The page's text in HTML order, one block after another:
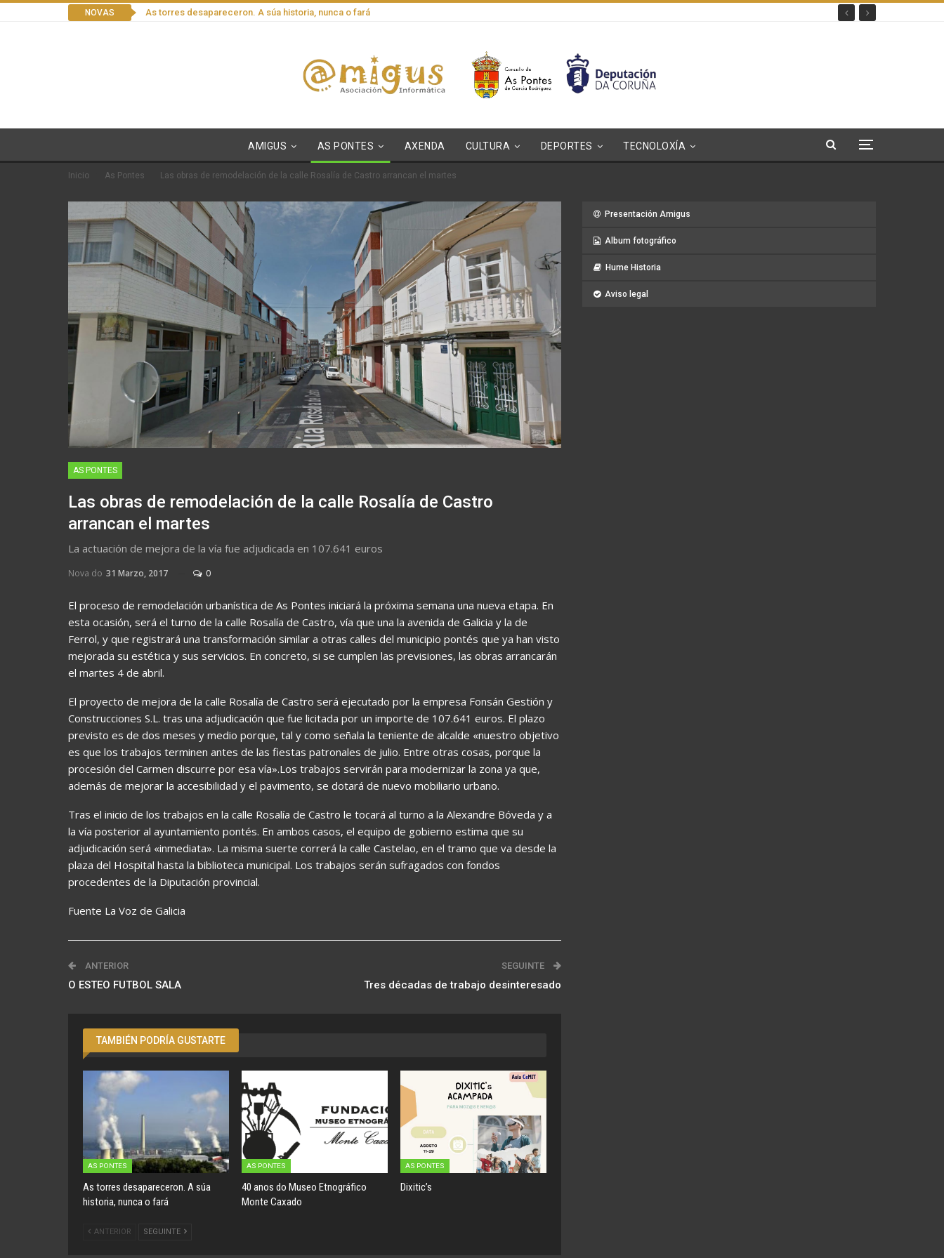
NOVAS As torres desapareceron. A súa historia, nunca o fará
AMIGUS AS PONTES AXENDA CULTURA DEPORTES TECNOLOXÍA
Inicio As Pontes Las obras de remodelación de la calle Rosalía de Castro arrancan el martes
AS PONTES
Las obras de remodelación de la calle Rosalía de Castro
arrancan el martes
La actuación de mejora de la vía fue adjudicada en 107.641 euros
Nova do 31 Marzo, 2017 0
El proceso de remodelación urbanística de As Pontes iniciará la próxima semana una nueva etapa. En
esta ocasión, será el turno de la calle Rosalía de Castro, vía que una la avenida de Galicia y la de
Ferrol, y que registrará una transformación similar a otras calles del municipio pontés que ya han visto
mejorada su estética y sus servicios. En concreto, si se cumplen las previsiones, las obras arrancarán
el martes 4 de abril.
El proyecto de mejora de la calle Rosalía de Castro será ejecutado por la empresa Fonsán Gestión y
Construcciones S.L. tras una adjudicación que fue licitada por un importe de 107.641 euros. El plazo
previsto es de dos meses y medio porque, tal y como señala la teniente de alcalde «nuestro objetivo
es que los trabajos terminen antes de las fiestas patronales de julio. Entre otras cosas, porque la
procesión del Carmen discurre por esa vía».Los trabajos servirán para modernizar la zona ya que,
además de mejorar la accesibilidad y el pavimento, se dotará de nuevo mobiliario urbano.
Tras el inicio de los trabajos en la calle Rosalía de Castro le tocará al turno a la Alexandre Bóveda y a
la vía posterior al ayuntamiento pontés. En ambos casos, el equipo de gobierno estima que su
adjudicación será «inmediata». La misma suerte correrá la calle Castelao, en el tramo que va desde la
plaza del Hospital hasta la biblioteca municipal. Los trabajos serán sufragados con fondos
procedentes de la Diputación provincial.
Fuente La Voz de Galicia
ANTERIOR
O ESTEO FUTBOL SALA
SEGUINTE
Tres décadas de trabajo desinteresado
TAMBIÉN PODRÍA GUSTARTE
AS PONTES
As torres desapareceron. A súa
historia, nunca o fará
AS PONTES
40 anos do Museo Etnográfico
Monte Caxado
AS PONTES
Dixitic’s
ANTERIOR SEGUINTE
Presentación Amigus
Album fotográfico
Hume Historia
Aviso legal